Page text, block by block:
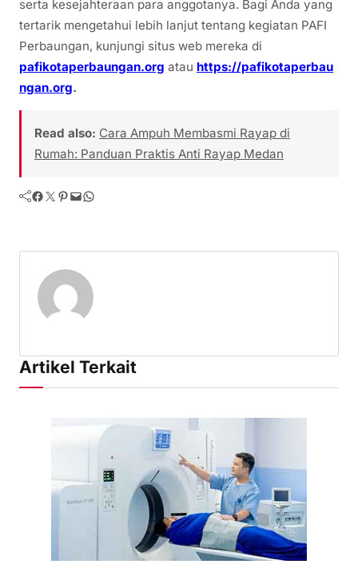
serta kesejahteraan para anggotanya. Bagi Anda yang
tertarik mengetahui lebih lanjut tentang kegiatan PAFI
Perbaungan, kunjungi situs web mereka di
pafikotaperbaungan.org atau https://pafikotaperbau
ngan.org.
Read also: Cara Ampuh Membasmi Rayap di
Rumah: Panduan Praktis Anti Rayap Medan
Facebook Twitter Pinterest Mail WhatsApp
Artikel Terkait